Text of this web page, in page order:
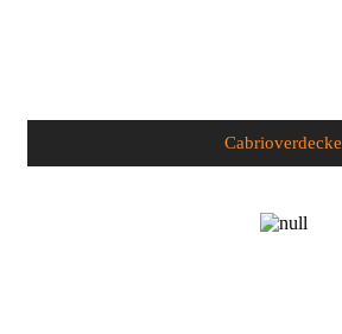
Cabrioverdecke